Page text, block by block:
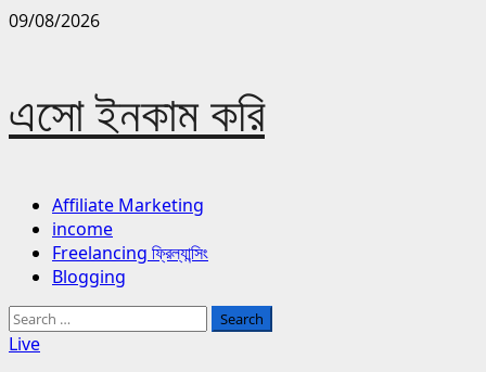
Skip
09/08/2026
এসো ইনকাম করি
Primary
Menu
Affiliate Marketing
income
Freelancing ফ্রিল্যান্সিং
Blogging
Search
for:
Live